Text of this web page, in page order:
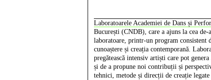
Laboratoarele Academiei de Dans și
București (CNDB), care a ajuns la cea
laboratoare, printr-un program consistent
cunoaștere și creația contemporană.
pregătească intensiv artiști care pot
și de a propune noi contribuții și
tehnici, metode și direcții de creație